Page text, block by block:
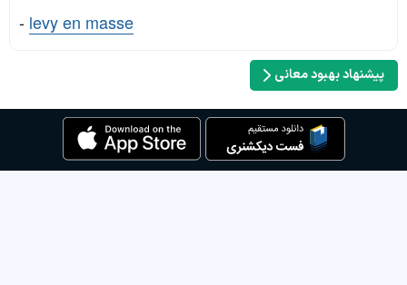
- levy en masse
پیشنهاد بهبود معانی